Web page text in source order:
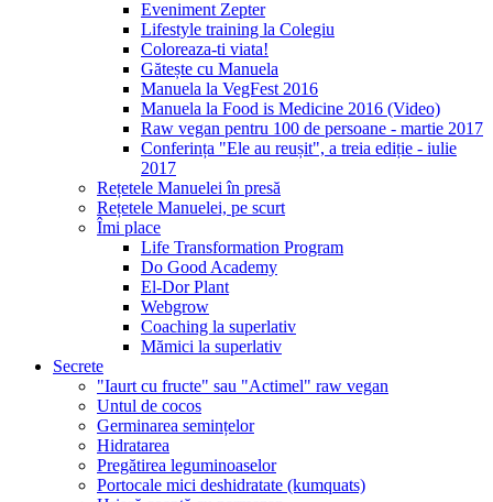
Eveniment Zepter
Lifestyle training la Colegiu
Coloreaza-ti viata!
Gătește cu Manuela
Manuela la VegFest 2016
Manuela la Food is Medicine 2016 (Video)
Raw vegan pentru 100 de persoane - martie 2017
Conferința "Ele au reușit", a treia ediție - iulie
2017
Rețetele Manuelei în presă
Rețetele Manuelei, pe scurt
Îmi place
Life Transformation Program
Do Good Academy
El-Dor Plant
Webgrow
Coaching la superlativ
Mămici la superlativ
Secrete
"Iaurt cu fructe" sau "Actimel" raw vegan
Untul de cocos
Germinarea semințelor
Hidratarea
Pregătirea leguminoaselor
Portocale mici deshidratate (kumquats)